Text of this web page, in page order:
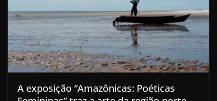
A exposição “Amazônicas: Poéticas